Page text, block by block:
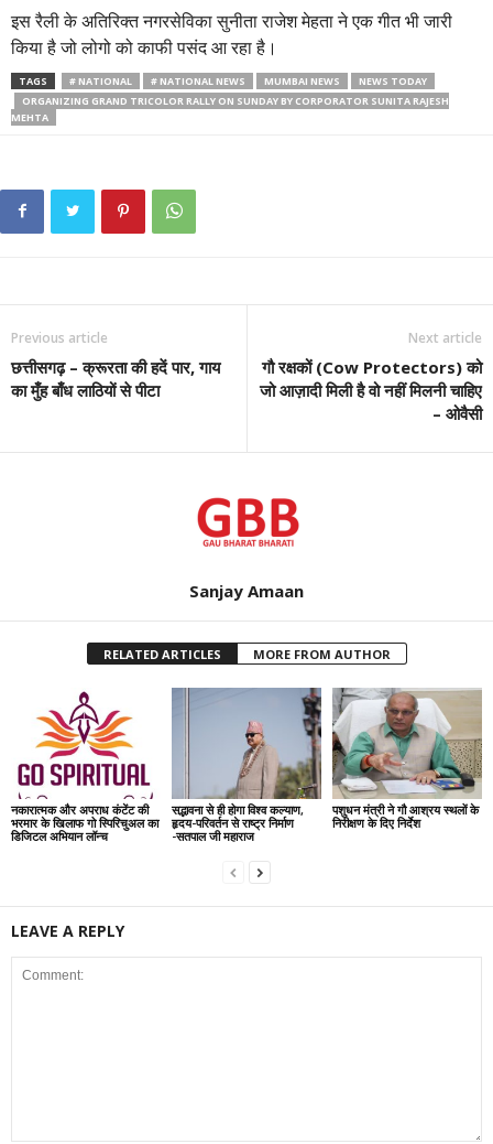
इस रैली के अतिरिक्त नगरसेविका सुनीता राजेश मेहता ने एक गीत भी जारी
किया है जो लोगो को काफी पसंद आ रहा है।
TAGS # NATIONAL # NATIONAL NEWS MUMBAI NEWS
NEWS TODAY
ORGANIZING GRAND TRICOLOR RALLY ON SUNDAY BY CORPORATOR SUNITA RAJESH
MEHTA
Previous article
छत्तीसगढ़ – क्रूरता की हदें पार, गाय
का मुँह बाँध लाठियों से पीटा
Next article
गौ रक्षकों (Cow Protectors) को
जो आज़ादी मिली है वो नहीं मिलनी चाहिए
– ओवैसी
Sanjay Amaan
RELATED ARTICLES MORE FROM AUTHOR
नकारात्मक और अपराध कंटेंट की
भरमार के खिलाफ गो स्पिरिचुअल का
डिजिटल अभियान लॉन्च
सद्भावना से ही होगा विश्व कल्याण,
हृदय-परिवर्तन से राष्ट्र निर्माण
-सतपाल जी महाराज
पशुधन मंत्री ने गौ आश्रय स्थलों के
निरीक्षण के दिए निर्देश
LEAVE A REPLY